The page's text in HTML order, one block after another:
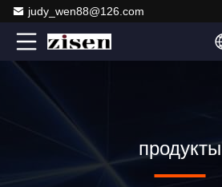
judy_wen88@126.com
продукты